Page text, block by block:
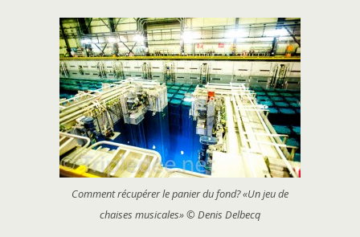
Comment récupérer le panier du fond? «Un jeu de
chaises musicales» © Denis Delbecq